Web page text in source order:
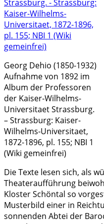
Georg Dehio (1850-1932)
Aufnahme von 1892 im
Album der Professoren
der Kaiser-Wilhelms-
Universitaet Strassburg.
– Strassburg: Kaiser-
Wilhelms-Universitaet,
1872-1896, pl. 155; NBI 1
(Wiki gemeinfrei)
Die Texte lesen sich, als
Theateraufführung
Kloster Schöntal so
Musterbild einer in
sonnenden Abtei der